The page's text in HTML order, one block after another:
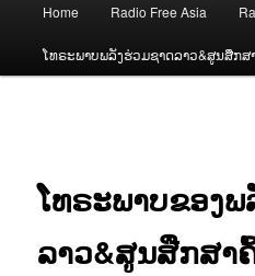
Home Radio Free Asia
ໂທຣະພາບພລັງຮ່ວມຊາດລາວ&ສູນສືກສາ
ໂທຣະພາບຂອງ
ລາວ&ສູນສືກສາ